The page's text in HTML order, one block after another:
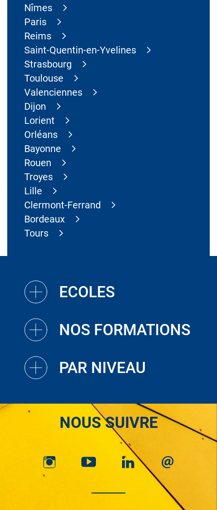
Nîmes
Paris
Reims
Saint-Quentin-en-Yvelines
Strasbourg
Toulouse
Valenciennes
Dijon
Lorient
Orléans
Bayonne
Rouen
Troyes
Lille
Clermont-Ferrand
Bordeaux
Tours
ECOLES
NOS FORMATIONS
PAR NIVEAU
NOUS SUIVRE